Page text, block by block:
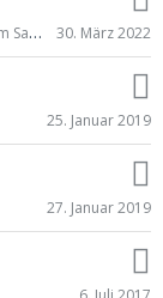
Ist mit OTG - Kabel das Kopieren von GPX-Dateien vom Samsung a52 aufs Garmin eTerx 32x möglich? 30. März 2022
25. Januar 2019
27. Januar 2019